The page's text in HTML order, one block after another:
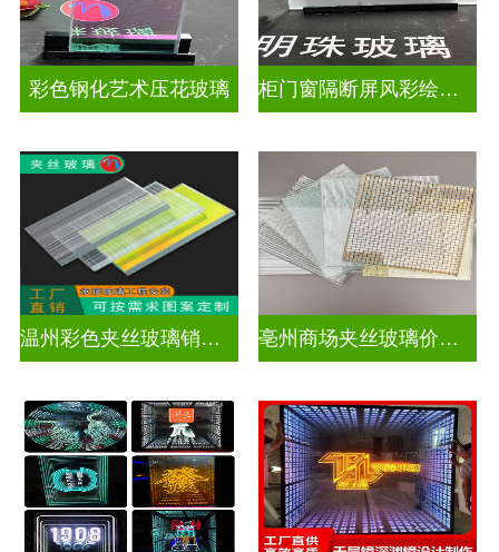
彩色钢化艺术压花玻璃 柜门窗隔断屏风彩绘压花玻璃
温州彩色夹丝玻璃销售处 亳州商场夹丝玻璃价钱是多少